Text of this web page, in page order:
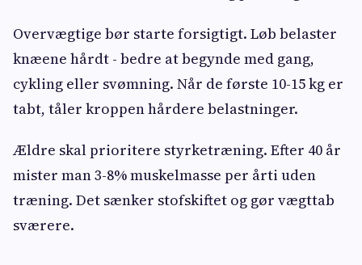
Overvægtige bør starte forsigtigt. Løb belaster
knæene hårdt - bedre at begynde med gang,
cykling eller svømning. Når de første 10-15 kg er
tabt, tåler kroppen hårdere belastninger.
Ældre skal prioritere styrketræning. Efter 40 år
mister man 3-8% muskelmasse per årti uden
træning. Det sænker stofskiftet og gør vægttab
sværere.